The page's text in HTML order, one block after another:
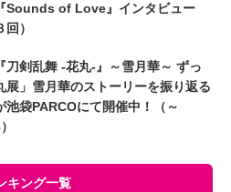
Sounds of Love』インタビュー
回）
刀剣乱舞 -花丸-』～雪月華～ ずっ
展」雪月華のストーリーを振り返る
池袋PARCOにて開催中！（～
キング一覧